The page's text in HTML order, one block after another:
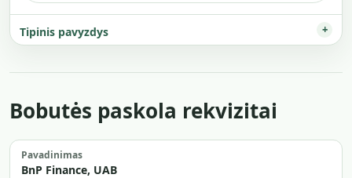
Tipinis pavyzdys
Bobutės paskola rekvizitai
Pavadinimas
BnP Finance, UAB